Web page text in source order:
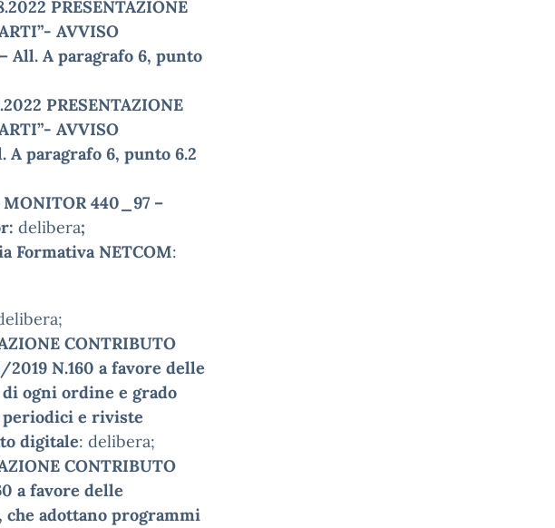
PRESENTAZIONE
AVVISO
A paragrafo 6, punto
PRESENTAZIONE
AVVISO
A paragrafo 6, punto 6.2
440_97 –
delibera;
Formativa NETCOM:
CONTRIBUTO
2019 N.160 a favore delle
ogni ordine e grado
periodici e riviste
digitale: delibera;
CONTRIBUTO
a favore delle
adottano programmi